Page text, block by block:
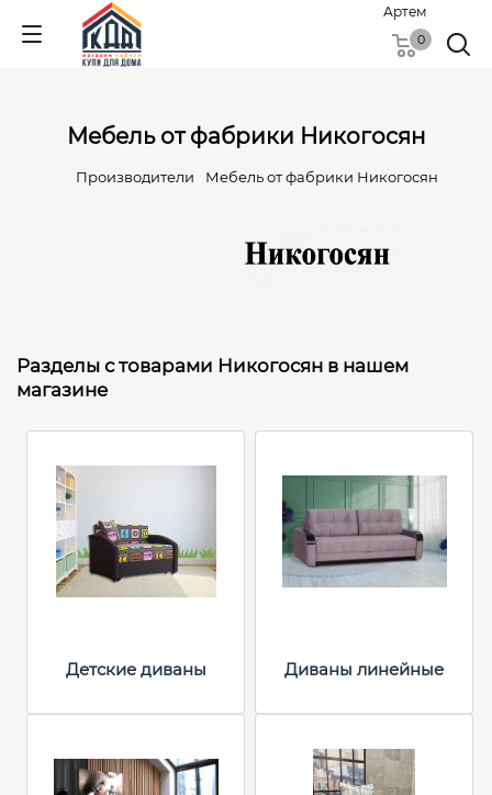
Артем
0
Мебель от фабрики Никогосян
Производители Мебель от фабрики Никогосян
Разделы с товарами Никогосян в нашем
магазине
Детские диваны Диваны линейные